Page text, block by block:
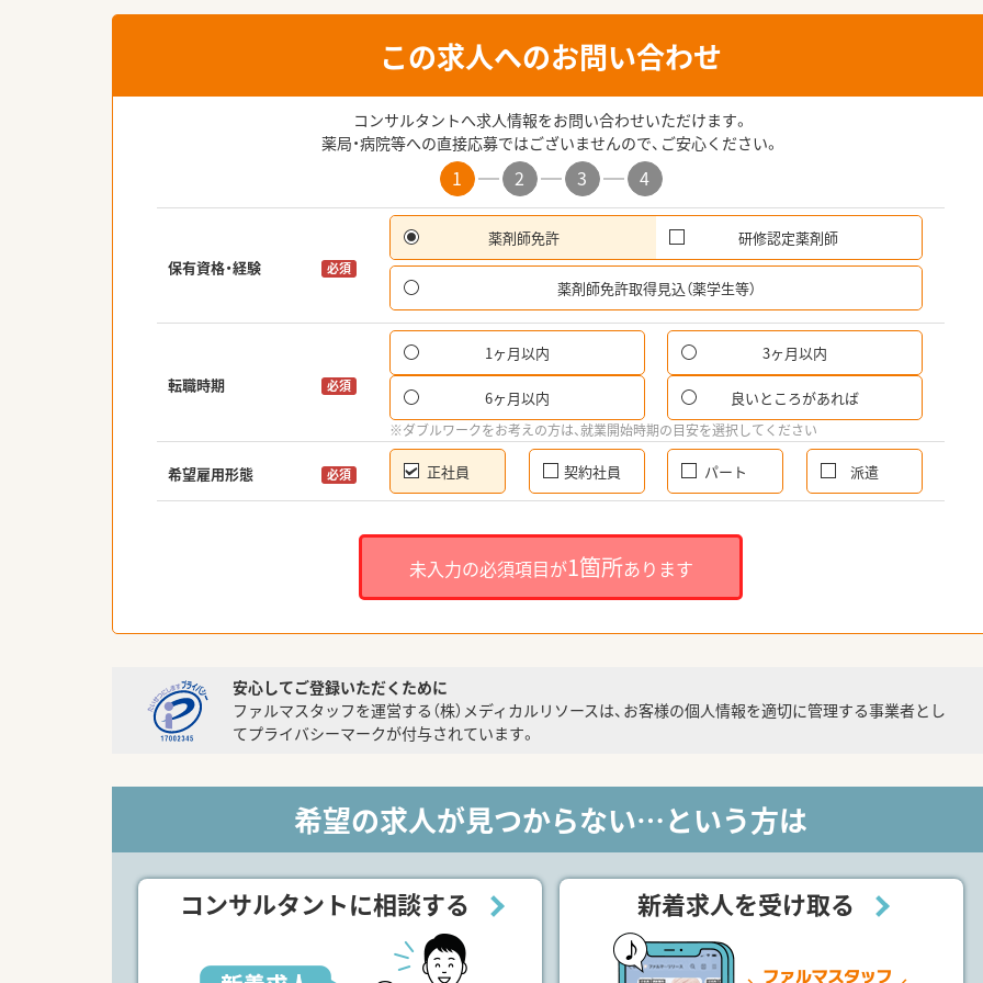
この求人へのお問い合わせ
コンサルタントへ求人情報をお問い合わせいただけます。
薬局・病院等への直接応募ではございませんので、ご安心ください。
1 2 3 4
保有資格・経験 必須
薬剤師免許 研修認定薬剤師
薬剤師免許取得見込（薬学生等）
転職時期 必須
1ヶ月以内 3ヶ月以内
6ヶ月以内 良いところがあれば
※ダブルワークをお考えの方は、就業開始時期の目安を選択してください
希望雇用形態 必須 正社員 契約社員 パート 派遣
未入力の必須項目が1箇所あります
安心してご登録いただくために
ファルマスタッフを運営する（株）メディカルリソースは、お客様の個人情報を適切に管理する事業者とし
てプライバシーマークが付与されています。
希望の求人が見つからない…という方は
コンサルタントに相談する 新着求人を受け取る